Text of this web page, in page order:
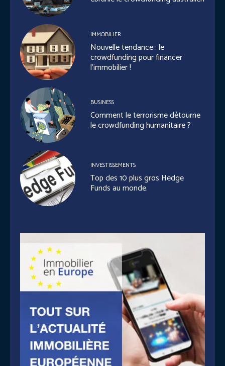
IMMOBILIER
Nouvelle tendance : le
crowdfunding pour financer
l’immobilier !
BUSINESS
Comment le terrorisme détourne
le crowdfunding humanitaire ?
INVESTISSEMENTS
Top des 10 plus gros Hedge
Funds au monde.